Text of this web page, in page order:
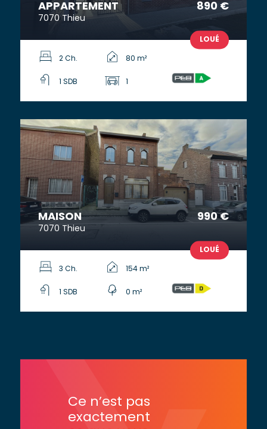
APPARTEMENT 890 €
7070 Thieu
LOUÉ
2 Ch. 80 m²
1 SDB
MAISON 990 €
7070 Thieu
LOUÉ
3 Ch. 154 m²
1 SDB 0 m²
Ce n’est pas
exactement